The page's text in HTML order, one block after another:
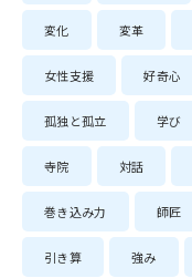
変化 変革
女性支援 好奇心
孤独と孤立 学び
寺院 対話
巻き込み力 師匠
引き算 強み